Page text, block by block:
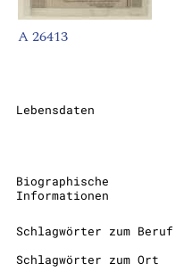
A 26413
Lebensdaten
Biographische
Informationen
Schlagwörter zum Beruf
Schlagwörter zum Ort